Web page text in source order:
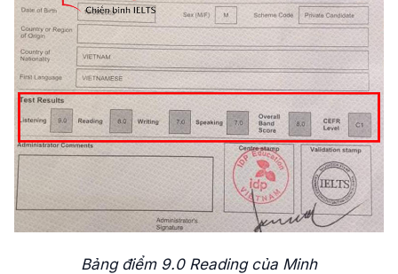
Bảng điểm 9.0 Reading của Minh